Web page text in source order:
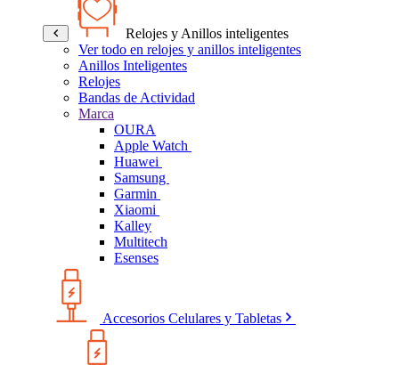
Relojes y Anillos inteligentes
Ver todo en relojes y anillos inteligentes
Anillos Inteligentes
Relojes
Bandas de Actividad
Marca
OURA
Apple Watch
Huawei
Samsung
Garmin
Xiaomi
Kalley
Multitech
Esenses
Accesorios Celulares y Tabletas